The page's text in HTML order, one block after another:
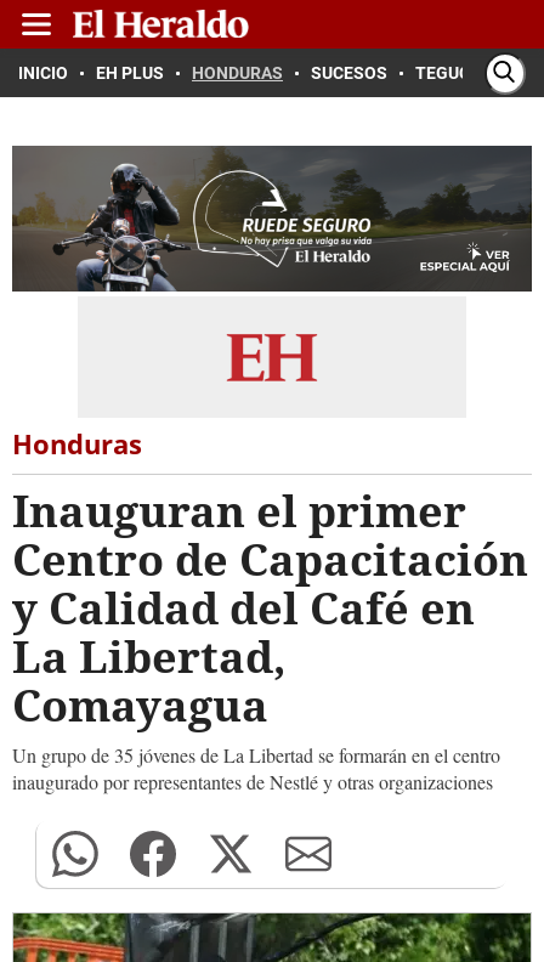
INICIO EH PLUS HONDURAS SUCESOS TEGUCIGALPA
Honduras
Inauguran el primer
Centro de Capacitación
y Calidad del Café en
La Libertad,
Comayagua
Un grupo de 35 jóvenes de La Libertad se formarán en el centro
inaugurado por representantes de Nestlé y otras organizaciones